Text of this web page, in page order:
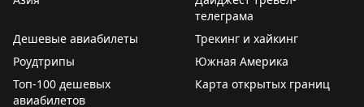
телеграма
Дешевые авиабилеты
Трекинг и хайкинг
Роудтрипы
Южная Америка
Топ-100 дешевых
авиабилетов
Карта открытых границ